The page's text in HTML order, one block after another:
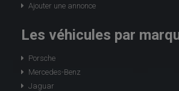
Ajouter une annonce
Les véhicules par
Porsche
Mercedes-Benz
Jaguar